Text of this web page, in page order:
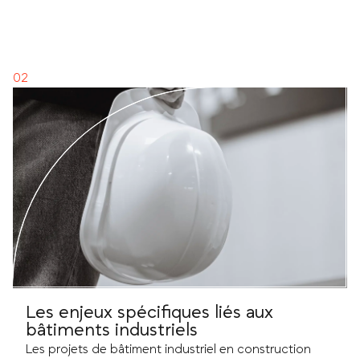
Les enjeux spécifiques liés aux
bâtiments industriels
Les projets de bâtiment industriel en construction